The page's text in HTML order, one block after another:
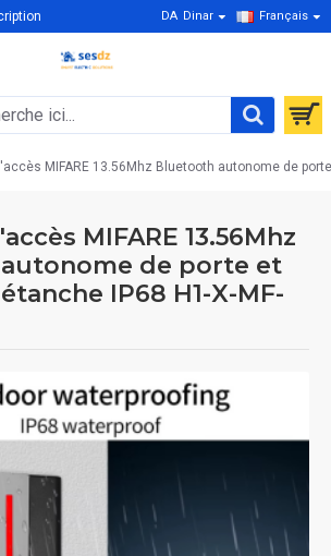
DA Dinar Français
MIFARE 13.56Mhz Bluetooth autonome de
MIFARE 13.56Mhz
de porte et
IP68 H1-X-MF-